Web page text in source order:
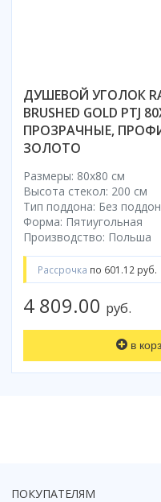
Комплектующие
Сифоны
Ролики
Скребки
Коврик для душевой
Смотреть все
ДУШЕВОЙ УГОЛОК
BRUSHED GOLD PTJ
ПРОЗРАЧНЫЕ,
ЗОЛОТО
Размеры: 80x80 cм
Высота стекол: 200 см
Тип поддона: Без
Форма: Пятиугольная
Производство: Польша
Рассрочка по 601.12 руб.
4 809.00 руб.
в
ПОКУПАТЕЛЯМ